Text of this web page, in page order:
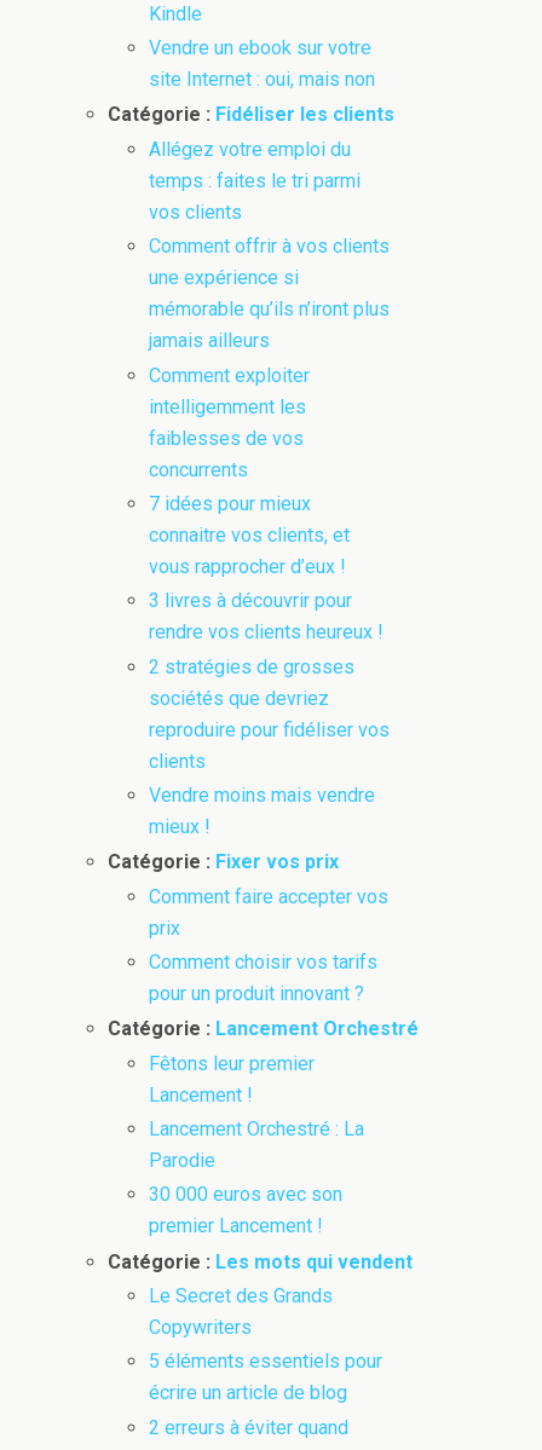
Kindle
Vendre un ebook sur votre
site Internet : oui, mais non
Catégorie : Fidéliser les clients
Allégez votre emploi du
temps : faites le tri parmi
vos clients
Comment offrir à vos clients
une expérience si
mémorable qu’ils n’iront plus
jamais ailleurs
Comment exploiter
intelligemment les
faiblesses de vos
concurrents
7 idées pour mieux
connaitre vos clients, et
vous rapprocher d’eux !
3 livres à découvrir pour
rendre vos clients heureux !
2 stratégies de grosses
sociétés que devriez
reproduire pour fidéliser vos
clients
Vendre moins mais vendre
mieux !
Catégorie : Fixer vos prix
Comment faire accepter vos
prix
Comment choisir vos tarifs
pour un produit innovant ?
Catégorie : Lancement Orchestré
Fêtons leur premier
Lancement !
Lancement Orchestré : La
Parodie
30 000 euros avec son
premier Lancement !
Catégorie : Les mots qui vendent
Le Secret des Grands
Copywriters
5 éléments essentiels pour
écrire un article de blog
2 erreurs à éviter quand